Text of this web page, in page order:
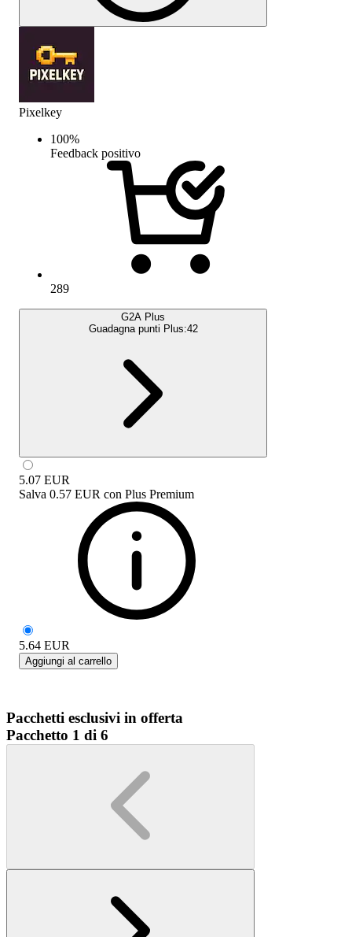
Pixelkey
100%
Feedback positivo
289
G2A Plus
Guadagna punti Plus:42
5.07 EUR
Salva 0.57 EUR con Plus Premium
5.64 EUR
Aggiungi al carrello
Pacchetti esclusivi in offerta
Pacchetto 1 di 6